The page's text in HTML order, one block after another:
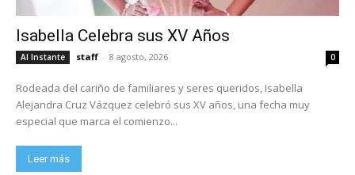
Isabella Celebra sus XV Años
Al Instante staff - 8 agosto, 2026 0
Rodeada del cariño de familiares y seres queridos, Isabella
Alejandra Cruz Vázquez celebró sus XV años, una fecha muy
especial que marca el comienzo...
Leer más